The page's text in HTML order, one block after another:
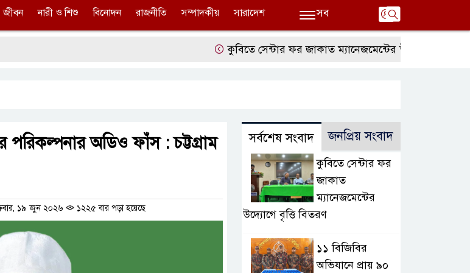
জীবন নারী ও শিশু বিনোদন রাজনীতি সম্পাদকীয় সারাদেশ সব
কুবিতে সেন্টার ফর জাকাত ম্যানেজমেন্টের উদ্যোগে বৃত্তি বিতরণ
পরিকল্পনার অডিও ফাঁস : চট্টগ্রাম
১৯ জুন ২০২৬ ১২২৫ বার পড়া হয়েছে
সর্বশেষ সংবাদ জনপ্রিয় সংবাদ
কুবিতে সেন্টার ফর
জাকাত
ম্যানেজমেন্টের
উদ্যোগে বৃত্তি বিতরণ
১১ বিজিবির
অভিযানে প্রায় ৯০